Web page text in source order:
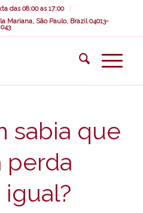
das 08:00 as 17:00
Mariana, São Paulo, Brazil 04013-
043
sabia que
perda